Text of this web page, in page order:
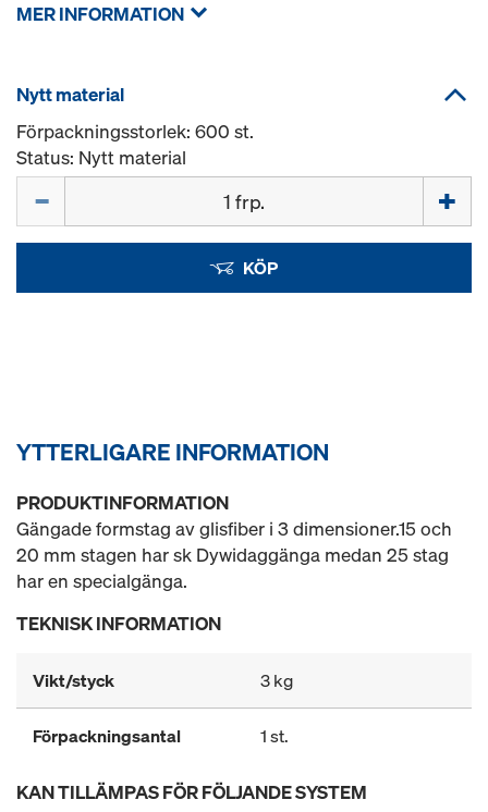
MER INFORMATION
Nytt material
Förpackningsstorlek: 600 st.
Status: Nytt material
KÖP
YTTERLIGARE INFORMATION
PRODUKTINFORMATION
Gängade formstag av glisfiber i 3 dimensioner.15 och
20 mm stagen har sk Dywidaggänga medan 25 stag
har en specialgänga.
TEKNISK INFORMATION
Vikt/styck 3 kg
Förpackningsantal 1 st.
KAN TILLÄMPAS FÖR FÖLJANDE SYSTEM